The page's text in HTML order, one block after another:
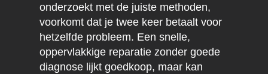
onderzoekt met de juiste methoden,
voorkomt dat je twee keer betaalt voor
hetzelfde probleem. Een snelle,
oppervlakkige reparatie zonder goede
diagnose lijkt goedkoop, maar kan